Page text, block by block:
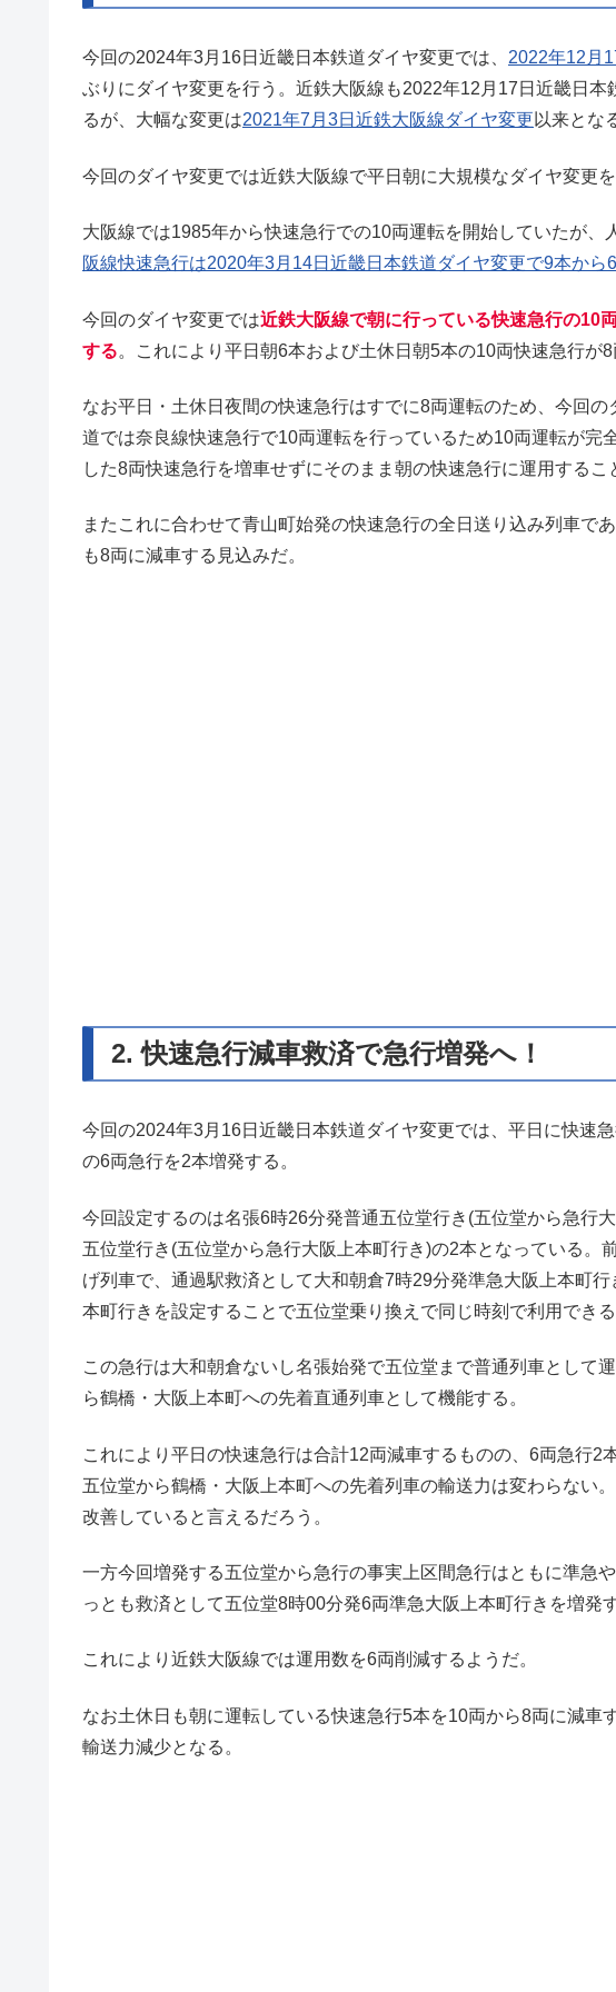
今回の2024年3月16日近畿日本鉄道ダイヤ変更では、 2022年12月
ぶりにダイヤ変更を行う。近鉄大阪線も2022年12月17日近畿日
るが、大幅な変更は2021年7月3日近鉄大阪線ダイヤ変更以来とな
今回のダイヤ変更では近鉄大阪線で平日朝に大規模なダイヤ変更を
大阪線では1985年から快速急行での10両運転を開始していたが、
阪線快速急行は2020年3月14日近畿日本鉄道ダイヤ変更で9本か
今回のダイヤ変更では近鉄大阪線で朝に行っている快速急行の10
する。これにより平日朝6本および土休日朝5本の10両快速急行が8
なお平日・土休日夜間の快速急行はすでに8両運転のため、今回
道では奈良線快速急行で10両運転を行っているため10両運転が完
した8両快速急行を増車せずにそのまま朝の快速急行に運用するこ
またこれに合わせて青山町始発の快速急行の全日送り込み列車で
も8両に減車する見込みだ。
2. 快速急行減車救済で急行増発へ！
今回の2024年3月16日近畿日本鉄道ダイヤ変更では、平日に快速
の6両急行を2本増発する。
今回設定するのは名張6時26分発普通五位堂行き(五位堂から急行
五位堂行き(五位堂から急行大阪上本町行き)の2本となっている。
げ列車で、通過駅救済として大和朝倉7時29分発準急大阪上本町
本町行きを設定することで五位堂乗り換えで同じ時刻で利用できる
この急行は大和朝倉ないし名張始発で五位堂まで普通列車として
ら鶴橋・大阪上本町への先着直通列車として機能する。
これにより平日の快速急行は合計12両減車するものの、6両急行2
五位堂から鶴橋・大阪上本町への先着列車の輸送力は変わらない
改善していると言えるだろう。
一方今回増発する五位堂から急行の事実上区間急行はともに準急
っとも救済として五位堂8時00分発6両準急大阪上本町行きを増発
これにより近鉄大阪線では運用数を6両削減するようだ。
なお土休日も朝に運転している快速急行5本を10両から8両に減車
輸送力減少となる。